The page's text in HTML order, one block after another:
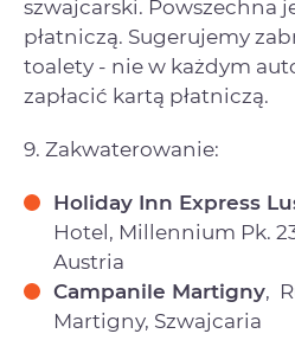
szwajcarski. Powszechna
płatniczą. Sugerujemy
toalety - nie w każdym
zapłacić kartą płatniczą.
9. Zakwaterowanie:
Holiday Inn Express
Hotel, Millennium Pk.
Austria
Campanile Martigny,
Martigny, Szwajcaria